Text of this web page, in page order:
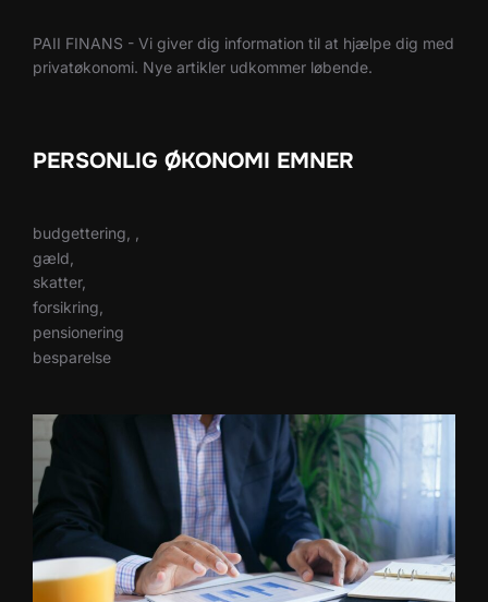
PAII FINANS - Vi giver dig information til at hjælpe dig med
privatøkonomi. Nye artikler udkommer løbende.
PERSONLIG ØKONOMI EMNER
budgettering, ,
gæld,
skatter,
forsikring,
pensionering
besparelse